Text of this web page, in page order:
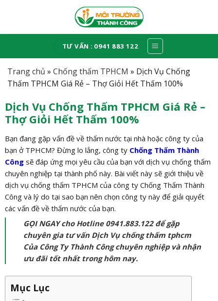
TƯ VẤN : 0941 883 122
Trang chủ » Chống thấm TPHCM » Dịch Vụ Chống
Thấm TPHCM Giá Rẻ – Thợ Giỏi Hết Thấm 100%
Dịch Vụ Chống Thấm TPHCM Giá Rẻ –
Thợ Giỏi Hết Thấm 100%
Bạn đang gặp vấn đề về thấm nước tại nhà hoặc công ty của
bạn ở TPHCM? Đừng lo lắng, công ty Chống Thấm Thành
Côngsẽ đáp ứng mọi yêu cầu của bạn với dịch vụ chống thấm
chuyên nghiệp tại thành phố này. Bài viết này sẽ giới thiệu về
dịch vụ chống thấm TPHCM của công ty Chống Thấm Thành
Công và lý do tại sao bạn nên chọn công ty này để giải quyết
các vấn đề về thấm nước của bạn.
GỌI NGAY cho Hotline 0941.883.122 để gặp
chuyên gia tư vấn Dịch Vụ chống thấm tphcm
Của Công Ty Thành Công chuyên nghiệp và nhận
ưu đãi tốt nhất trong hôm nay.
Mục Lục